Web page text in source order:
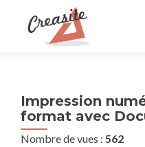
Impression
format avec
Nombre de vues : 562